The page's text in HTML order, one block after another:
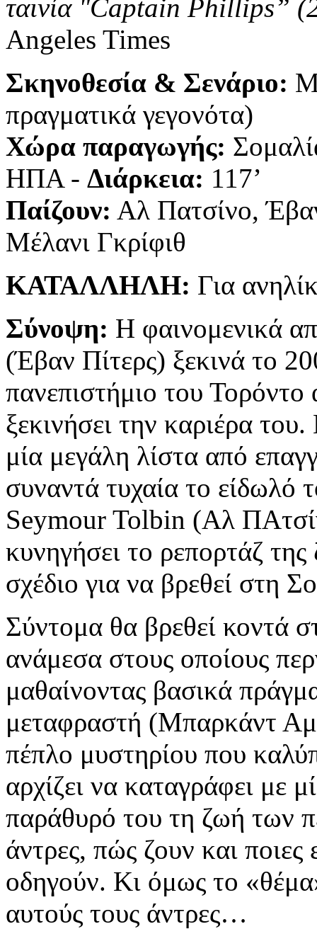
ταινία "Captain Phillips”
Angeles Times
Σκηνοθεσία & Σενάριο:
πραγματικά γεγονότα)
Χώρα παραγωγής:
ΗΠΑ - Διάρκεια: 117’
Παίζουν: Αλ Πατσίνο,
Μέλανι Γκρίφιθ
ΚΑΤΑΛΛΗΛΗ: Για
Σύνοψη: Η φαινομενικά
(Έβαν Πίτερς) ξεκινά το
πανεπιστήμιο του Τορόντο
ξεκινήσει την καριέρα
μία μεγάλη λίστα από
συναντά τυχαία το
Seymour Tolbin (Αλ
κυνηγήσει το ρεπορτάζ
σχέδιο για να βρεθεί στη
Σύντομα θα βρεθεί κοντά
ανάμεσα στους οποίους
μαθαίνοντας βασικά
μεταφραστή (Μπαρκάντ
πέπλο μυστηρίου που
αρχίζει να καταγράφει με
παράθυρό του τη ζωή των
άντρες, πώς ζουν και ποιες
οδηγούν. Κι όμως το
αυτούς τους άντρες…